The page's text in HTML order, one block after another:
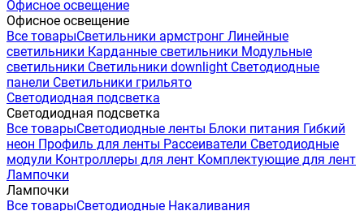
Офисное освещение
Офисное освещение
Все товарыСветильники армстронг Линейные
светильники Карданные светильники Модульные
светильники Светильники downlight Светодиодные
панели Светильники грильято
Светодиодная подсветка
Светодиодная подсветка
Все товарыСветодиодные ленты Блоки питания Гибкий
неон Профиль для ленты Рассеиватели Светодиодные
модули Контроллеры для лент Комплектующие для лент
Лампочки
Лампочки
Все товарыСветодиодные Накаливания